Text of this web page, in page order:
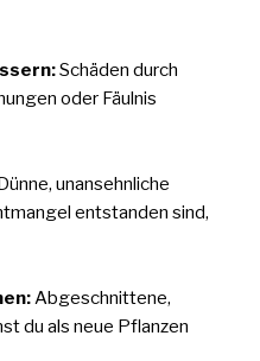
Schäden durch
oder Fäulnis
unansehnliche
entstanden sind,
Abgeschnittene,
du als neue Pflanzen